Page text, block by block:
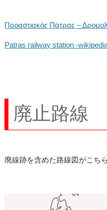
Προαστιακός Πάτρας –
Patras railway station -
廃止路線
廃線跡を含めた路線図がこちら